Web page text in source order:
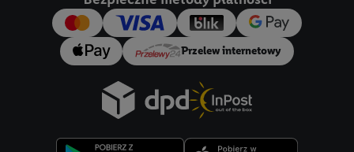
Przelew internetowy
konkretnych treści.
Jeśli użytkownik wyrazi zgodę w tym miejscu, a następnie
utworzy konto Lidl Plus lub zaloguje się na istniejące konto
Lidl Plus, możemy również użyć podanego tam adresu e-mail
jako współadministratorzy - wspólnie z jednym z wyżej
identyfikatora internetowego (tzw. EUID), który możemy